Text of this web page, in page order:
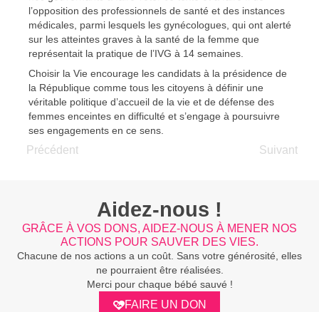
l’opposition des professionnels de santé et des instances
médicales, parmi lesquels les gynécologues, qui ont alerté
sur les atteintes graves à la santé de la femme que
représentait la pratique de l’IVG à 14 semaines.
Choisir la Vie encourage les candidats à la présidence de
la République comme tous les citoyens à définir une
véritable politique d’accueil de la vie et de défense des
femmes enceintes en difficulté et s’engage à poursuivre
ses engagements en ce sens.
Précédent Suivant
Aidez-nous !
GRÂCE À VOS DONS, AIDEZ-NOUS À MENER NOS
ACTIONS POUR SAUVER DES VIES.
Chacune de nos actions a un coût. Sans votre générosité, elles
ne pourraient être réalisées.
Merci pour chaque bébé sauvé !
FAIRE UN DON